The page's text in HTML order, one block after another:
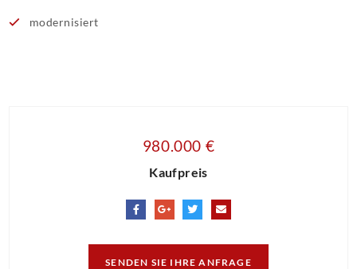
modernisiert
980.000 €
Kaufpreis
SENDEN SIE IHRE ANFRAGE